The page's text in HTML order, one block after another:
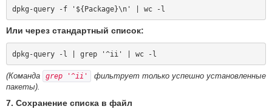
Или через стандартный список:
(Команда grep '^ii'
фильтрует только успешно установленные
пакеты).
7. Сохранение списка в файл